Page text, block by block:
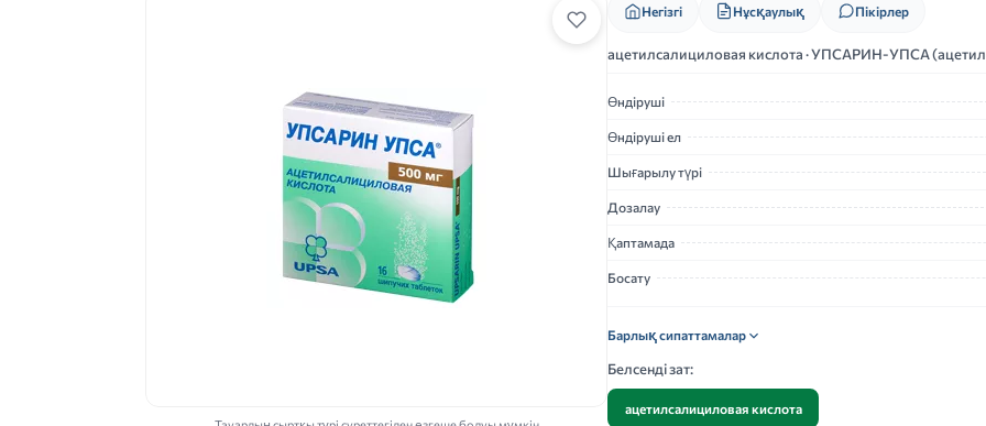
Негізгі Нұсқаулық Пікірлер
ацетилсалициловая кислота · УПСАРИН-УПСА
Өндіруші
Өндіруші ел
Шығарылу түрі
Дозалау
Қаптамада
Босату
Барлық сипаттамалар
Белсенді зат:
ацетилсалициловая кислота